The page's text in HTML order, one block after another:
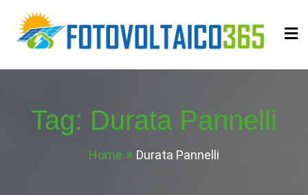
content
Fotovoltaico365
Impianto a Costo Zero Autofinanziato
Tag: Durata Pannelli
Home Durata Pannelli